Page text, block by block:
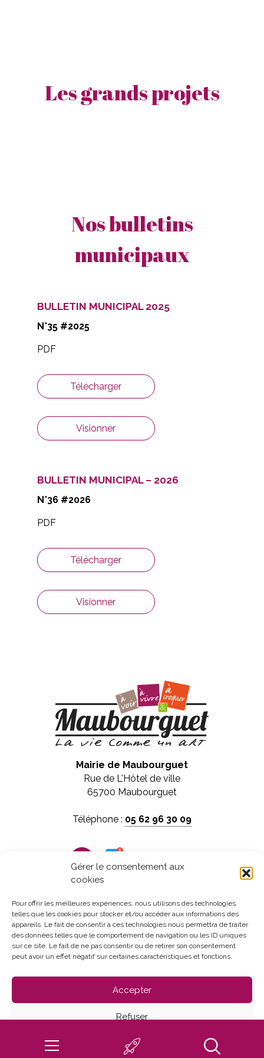
Gérer le consentement aux
cookies
Pour offrir les meilleures expériences, nous utilisons des technologies
telles que les cookies pour stocker et/ou accéder aux informations des
appareils. Le fait de consentir à ces technologies nous permettra de traiter
des données telles que le comportement de navigation ou les ID uniques
sur ce site. Le fait de ne pas consentir ou de retirer son consentement
peut avoir un effet négatif sur certaines caractéristiques et fonctions.
Accepter
Refuser
Voir les préférences
Les grands projets
Nos bulletins
municipaux
BULLETIN MUNICIPAL 2025
N°35 #2025
PDF
Télécharger
Visionner
BULLETIN MUNICIPAL – 2026
N°36 #2026
PDF
Télécharger
Visionner
Mairie de Maubourguet
Rue de L'Hôtel de ville
65700 Maubourguet
Téléphone : 05 62 96 30 09
Du lundi au vendredi
de 8h30 à 12h et de 13h30 à 17h30
Mentions Légales
Politique de cookies (UE)